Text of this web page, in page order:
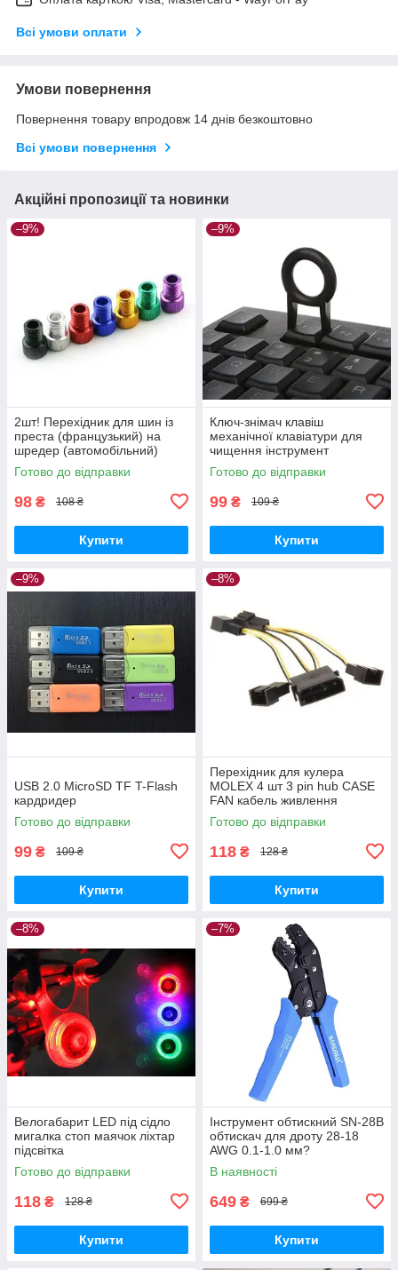
Всі умови оплати
Умови повернення
Повернення товару впродовж 14 днів безкоштовно
Всі умови повернення
Акційні пропозиції та новинки
–9%
2шт! Перехідник для шин із
преста (французький) на
шредер (автомобільний)
Готово до відправки
98 ₴ 108 ₴
Купити
–9%
Ключ-знімач клавіш
механічної клавіатури для
чищення інструмент
Готово до відправки
99 ₴ 109 ₴
Купити
–9%
USB 2.0 MicroSD TF T-Flash
кардридер
Готово до відправки
99 ₴ 109 ₴
Купити
–8%
Перехідник для кулера
MOLEX 4 шт 3 pin hub CASE
FAN кабель живлення
Готово до відправки
118 ₴ 128 ₴
Купити
–8%
Велогабарит LED під сідло
мигалка стоп маячок ліхтар
підсвітка
Готово до відправки
118 ₴ 128 ₴
Купити
–7%
Інструмент обтискний SN-28B
обтискач для дроту 28-18
AWG 0.1-1.0 мм?
В наявності
649 ₴ 699 ₴
Купити